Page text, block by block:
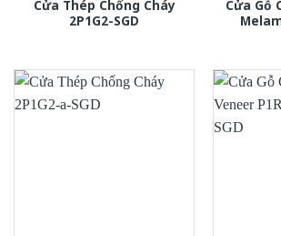
Cửa Thép Chống Cháy
2P1G2-SGD
Cửa Gỗ